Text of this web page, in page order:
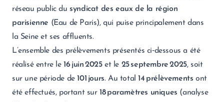
réseau public du syndicat des eaux de la région
parisienne (Eau de Paris), qui puise principalement dans
la Seine et ses affluents.
L’ensemble des prélèvements présentés ci‑dessous a été
réalisé entre le16 juin 2025et le 25 septembre 2025, soit
sur une période de101 jours. Au total14 prélèvements ont
été effectués, portant sur18 paramètres uniques (analyse